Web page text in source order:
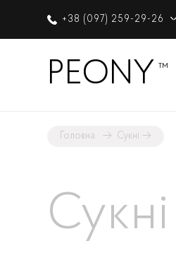
+38 (097) 259-29-26
PEONY ™
Головна → Сукні →
Сукні